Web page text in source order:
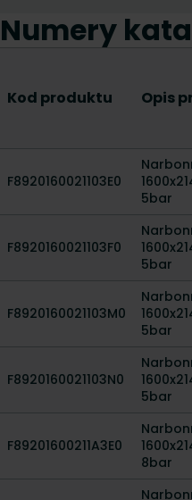
Numery
Kod produktu Opis
F8920160021103E0
5bar
F8920160021103F0
5bar
F8920160021103M0
5bar
F8920160021103N0
5bar
F89201600211A3E0
8bar